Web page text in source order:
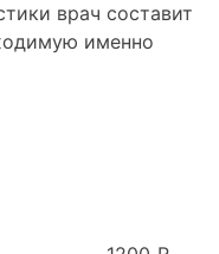
врач составит
именно